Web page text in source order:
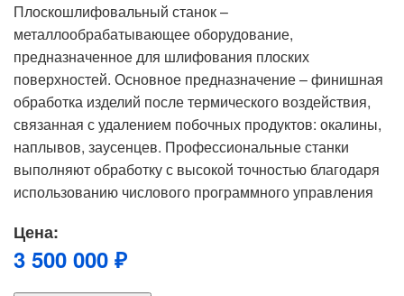
Плоскошлифовальный станок –
металлообрабатывающее оборудование,
предназначенное для шлифования плоских
поверхностей. Основное предназначение – финишная
обработка изделий после термического воздействия,
связанная с удалением побочных продуктов: окалины,
наплывов, заусенцев. Профессиональные станки
выполняют обработку с высокой точностью благодаря
использованию числового программного управления
Цена:
3 500 000 ₽